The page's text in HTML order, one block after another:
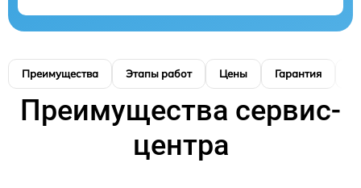
Преимущества Этапы работ Цены Гарантия
Преимущества сервис-
центра